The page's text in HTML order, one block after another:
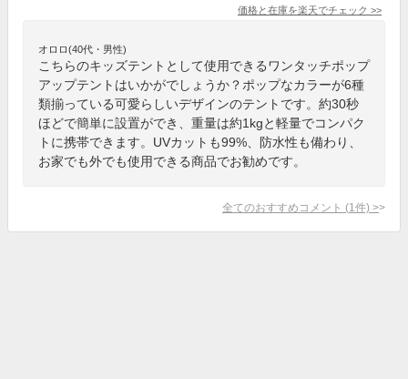
価格と在庫を楽天でチェック >>
オロロ(40代・男性)
こちらのキッズテントとして使用できるワンタッチポップ
アップテントはいかがでしょうか？ポップなカラーが6種
類揃っている可愛らしいデザインのテントです。約30秒
ほどで簡単に設置ができ、重量は約1kgと軽量でコンパク
トに携帯できます。UVカットも99%、防水性も備わり、
お家でも外でも使用できる商品でお勧めです。
全てのおすすめコメント (1 件) >